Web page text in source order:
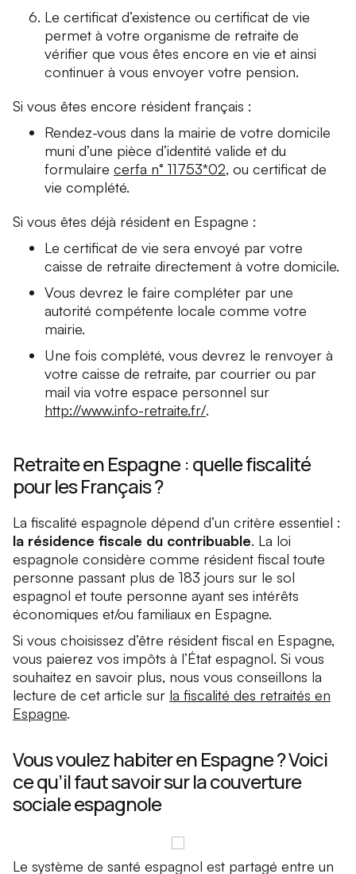
Le certificat d’existence ou certificat de vie
permet à votre organisme de retraite de
vérifier que vous êtes encore en vie et ainsi
continuer à vous envoyer votre pension.
Si vous êtes encore résident français :
Rendez-vous dans la mairie de votre domicile
muni d’une pièce d’identité valide et du
formulaire cerfa n° 11753*02, ou certificat de
vie complété.
Si vous êtes déjà résident en Espagne :
Le certificat de vie sera envoyé par votre
caisse de retraite directement à votre domicile.
Vous devrez le faire compléter par une
autorité compétente locale comme votre
mairie.
Une fois complété, vous devrez le renvoyer à
votre caisse de retraite, par courrier ou par
mail via votre espace personnel sur
http://www.info-retraite.fr/.
Retraite en Espagne : quelle fiscalité
pour les Français ?
La fiscalité espagnole dépend d’un critère essentiel :
la résidence fiscale du contribuable. La loi
espagnole considère comme résident fiscal toute
personne passant plus de 183 jours sur le sol
espagnol et toute personne ayant ses intérêts
économiques et/ou familiaux en Espagne.
Si vous choisissez d’être résident fiscal en Espagne,
vous paierez vos impôts à l’État espagnol. Si vous
souhaitez en savoir plus, nous vous conseillons la
lecture de cet article sur la fiscalité des retraités en
Espagne.
Vous voulez habiter en Espagne ? Voici
ce qu’il faut savoir sur la couverture
sociale espagnole
Le système de santé espagnol est partagé entre un